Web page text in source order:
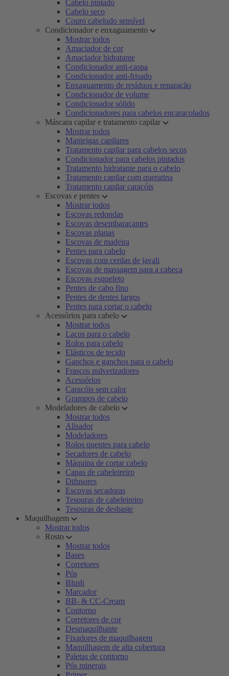
Cabelo pintado
Cabelo seco
Couro cabeludo sensível
Condicionador e enxaguamento
Mostrar todos
Amaciador de cor
Amaciador hidratante
Condicionador anti-caspa
Condicionador anti-frisado
Enxaguamento de resíduos e reparação
Condicionador de volume
Condicionador sólido
Condicionadores para cabelos encaracolados
Máscara capilar e tratamento capilar
Mostrar todos
Manteigas capilares
Tratamento capilar para cabelos secos
Condicionador para cabelos pintados
Tratamento hidratante para o cabelo
Tratamento capilar com queratina
Tratamento capilar caracóis
Escovas e pentes
Mostrar todos
Escovas redondas
Escovas desembaraçantes
Escovas planas
Escovas de madeira
Pentes para cabelo
Escovas com cerdas de javali
Escovas de massagem para a cabeça
Escovas esqueleto
Pentes de cabo fino
Pentes de dentes largos
Pentes para cortar o cabelo
Acessórios para cabelo
Mostrar todos
Laços para o cabelo
Rolos para cabelo
Elásticos de tecido
Ganchos e ganchos para o cabelo
Frascos pulverizadores
Acessórios
Caracóis sem calor
Grampos de cabelo
Modeladores de cabelo
Mostrar todos
Alisador
Modeladores
Rolos quentes para cabelo
Secadores de cabelo
Máquina de cortar cabelo
Capas de cabeleireiro
Difusores
Escovas secadoras
Tesouras de cabeleireiro
Tesouras de desbaste
Maquilhagem
Mostrar todos
Rosto
Mostrar todos
Bases
Corretores
Pós
Blush
Marcador
BB- & CC-Cream
Contorno
Corretores de cor
Desmaquilhante
Fixadores de maquilhagem
Maquilhagem de alta cobertura
Paletas de contorno
Pós minerais